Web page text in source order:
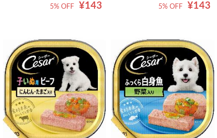
¥143
5% OFF ¥143
5% OFF